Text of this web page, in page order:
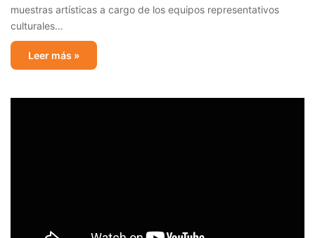
muestras artísticas a cargo de los equipos representativos
culturales…
Leer más »